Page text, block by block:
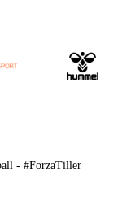
- #ForzaTiller